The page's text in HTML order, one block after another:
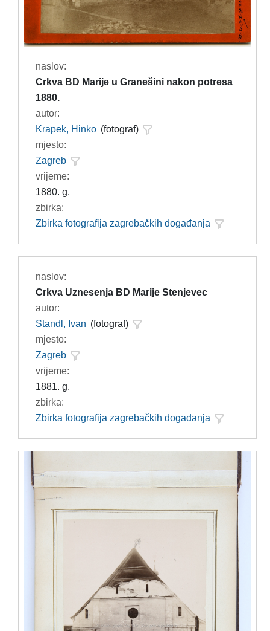
naslov:
Crkva BD Marije u Granešini nakon potresa
1880.
autor:
Krapek, Hinko (fotograf)
mjesto:
Zagreb
vrijeme:
1880. g.
zbirka:
Zbirka fotografija zagrebačkih događanja
naslov:
Crkva Uznesenja BD Marije Stenjevec
autor:
Standl, Ivan (fotograf)
mjesto:
Zagreb
vrijeme:
1881. g.
zbirka:
Zbirka fotografija zagrebačkih događanja